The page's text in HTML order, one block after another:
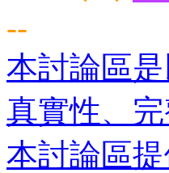
--
本討論區
真實性、
本討論區